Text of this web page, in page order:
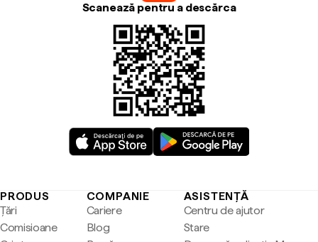
Scanează pentru a descărca
PRODUS
Țări
Comisioane
COMPANIE
Cariere
Blog
ASISTENȚĂ
Centru de ajutor
Stare